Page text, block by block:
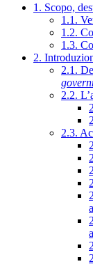
1. Scopo,
1.1.
1.2.
1.3.
2.
2.1.
2.2.
2.3.